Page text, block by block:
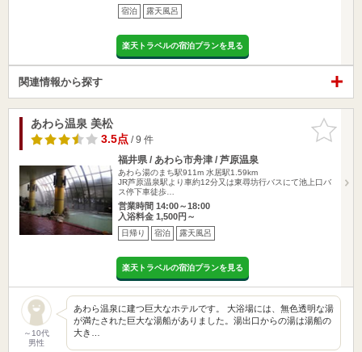
宿泊 露天風呂
楽天トラベルの宿泊プランを見る
関連情報から探す
お気に入
りに追加
あわら温泉 美松
3.5点/ 9 件
福井県 / あわら市舟津 / 芦原温泉
あわら湯のまち駅911m 水居駅1.59km
JR芦原温泉駅より車約12分又は東尋坊行バスにて池上口バ
ス停下車徒歩…
営業時間 14:00～18:00
入浴料金 1,500円～
日帰り 宿泊 露天風呂
楽天トラベルの宿泊プランを見る
～10代
男性
あわら温泉に建つ巨大なホテルです。 大浴場には、無色透明な湯
が満たされた巨大な湯船がありました。湯出口からの湯は湯船の
大き…